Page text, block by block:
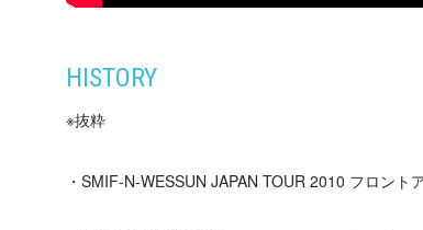
HISTORY
※抜粋
・SMIF-N-WESSUN JAPAN TOUR 2010 フロント